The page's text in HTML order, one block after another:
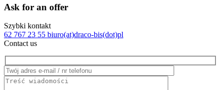
Ask for an offer
Szybki kontakt
62 767 23 55 biuro(at)draco-bis(dot)pl
Contact us